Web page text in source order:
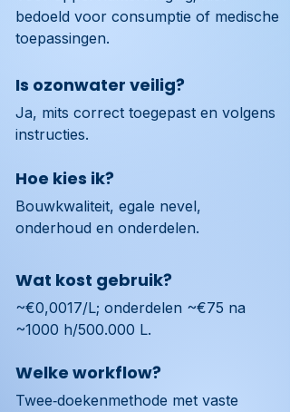
bedoeld voor consumptie of medische
toepassingen.
Is ozonwater veilig?
Ja, mits correct toegepast en volgens
instructies.
Hoe kies ik?
Bouwkwaliteit, egale nevel,
onderhoud en onderdelen.
Wat kost gebruik?
~€0,0017/L; onderdelen ~€75 na
~1000 h/500.000 L.
Welke workflow?
Twee‑doekenmethode met vaste